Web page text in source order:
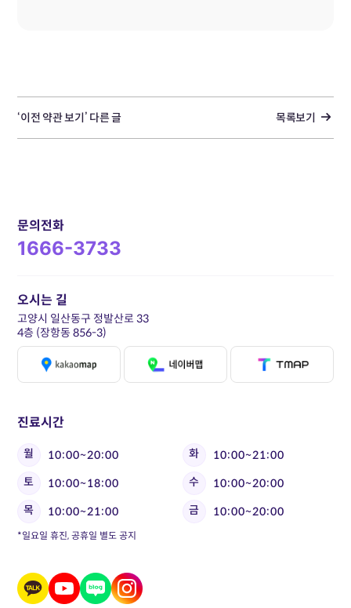
‘이전 약관 보기’ 다른 글 목록보기
문의전화
1666-3733
진료시간
월 10:00~20:00 화
10:00~21:00
토
10:00~18:00 수
10:00~20:00
목
10:00~21:00 금 10:00~20:00
*일요일 휴진, 공휴일 별도 공지
오시는 길
고양시 일산동구 정발산로 33
4층 (장항동 856-3)